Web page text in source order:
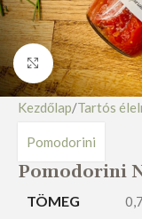
Nagyításhoz
Kezdőlap Tartós
Pomodorini
Pomodorini
TÖMEG